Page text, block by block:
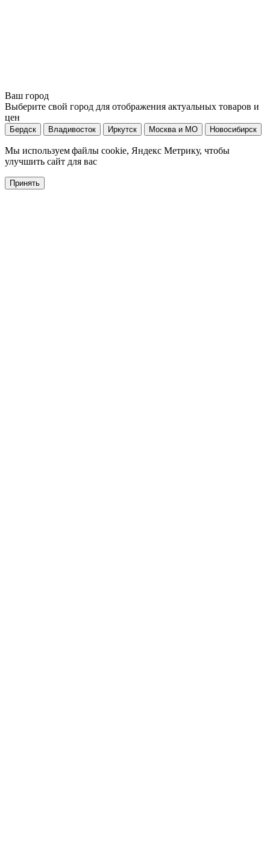
Ваш город
Выберите свой город для отображения актуальных товаров и
цен
Бердск Владивосток Иркутск Москва и МО Новосибирск
Мы используем файлы cookie, Яндекс Метрику, чтобы
улучшить сайт для вас
Принять